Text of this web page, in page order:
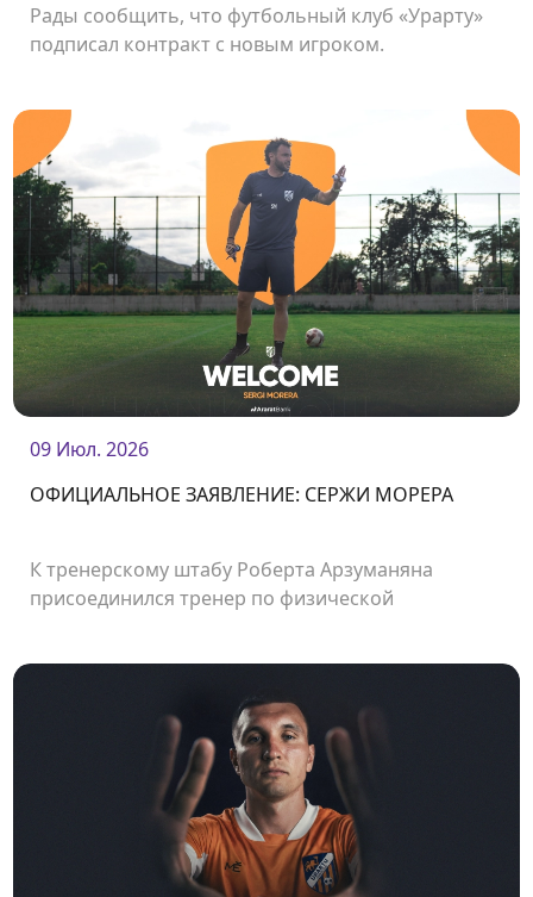
Рады сообщить, что футбольный клуб «Урарту»
подписал контракт с новым игроком.
09 Июл. 2026
ОФИЦИАЛЬНОЕ ЗАЯВЛЕНИЕ: СЕРЖИ МОРЕРА
К тренерскому штабу Роберта Арзуманяна
присоединился тренер по физической